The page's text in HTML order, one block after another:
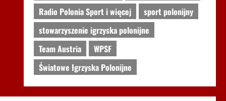
Radio Polonia Sport i więcej
sport polonijny
stowarzyszenie igrzyska polonijne
Team Austria
WPSF
Światowe Igrzyska Polonijne